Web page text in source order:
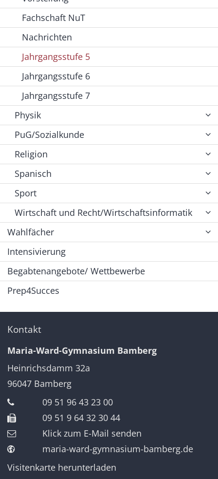
Fachschaft NuT
Nachrichten
Jahrgangsstufe 5
Jahrgangsstufe 6
Jahrgangsstufe 7
Physik
PuG/Sozialkunde
Religion
Spanisch
Sport
Wirtschaft und Recht/Wirtschaftsinformatik
Wahlfächer
Intensivierung
Begabtenangebote/ Wettbewerbe
Prep4Succes
Kontakt
Maria-Ward-Gymnasium Bamberg
Heinrichsdamm 32a
96047 Bamberg
09 51 96 43 23 00
09 51 9 64 32 30 44
Klick zum E-Mail senden
maria-ward-gymnasium-bamberg.de
Visitenkarte herunterladen